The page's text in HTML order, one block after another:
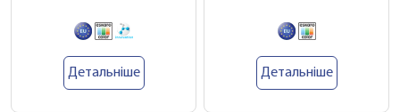
Детальніше Детальніше